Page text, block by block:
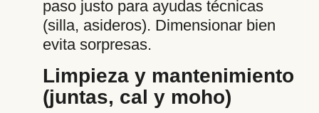
paso justo para ayudas técnicas
(silla, asideros). Dimensionar bien
evita sorpresas.
Limpieza y mantenimiento
(juntas, cal y moho)